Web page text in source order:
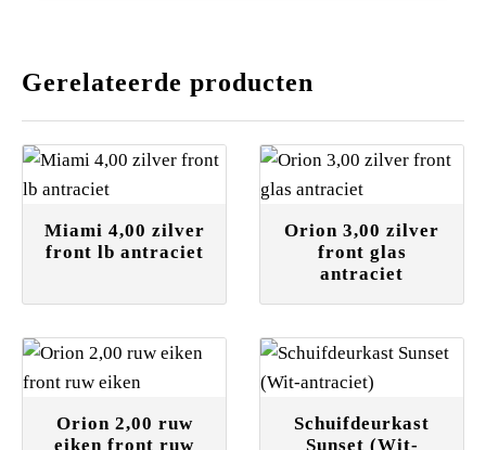
Gerelateerde producten
Miami 4,00 zilver
front lb antraciet
Orion 3,00 zilver
front glas
antraciet
Orion 2,00 ruw
eiken front ruw
Schuifdeurkast
Sunset (Wit-